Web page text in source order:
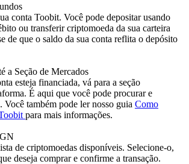
conta Toobit. Você pode depositar usando
ou transferir criptomoeda da sua carteira
de que o saldo da sua conta reflita o depósito
a Seção de Mercados
esteja financiada, vá para a seção
É aqui que você pode procurar e
também pode ler nosso guia Como
para mais informações.
de criptomoedas disponíveis. Selecione-o,
deseja comprar e confirme a transação.